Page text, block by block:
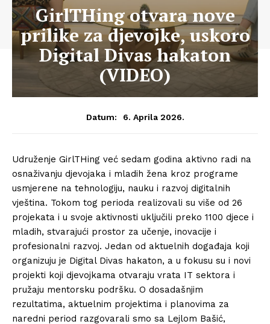
GirlTHing otvara nove
prilike za djevojke, uskoro
Digital Divas hakaton
(VIDEO)
Datum: 6. Aprila 2026.
Udruženje GirlTHing već sedam godina aktivno radi na
osnaživanju djevojaka i mladih žena kroz programe
usmjerene na tehnologiju, nauku i razvoj digitalnih
vještina. Tokom tog perioda realizovali su više od 26
projekata i u svoje aktivnosti uključili preko 1100 djece i
mladih, stvarajući prostor za učenje, inovacije i
profesionalni razvoj. Jedan od aktuelnih događaja koji
organizuju je Digital Divas hakaton, a u fokusu su i novi
projekti koji djevojkama otvaraju vrata IT sektora i
pružaju mentorsku podršku. O dosadašnjim
rezultatima, aktuelnim projektima i planovima za
naredni period razgovarali smo sa Lejlom Bašić,